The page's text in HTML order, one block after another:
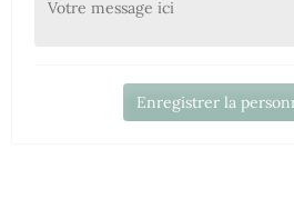
Enregistrer la